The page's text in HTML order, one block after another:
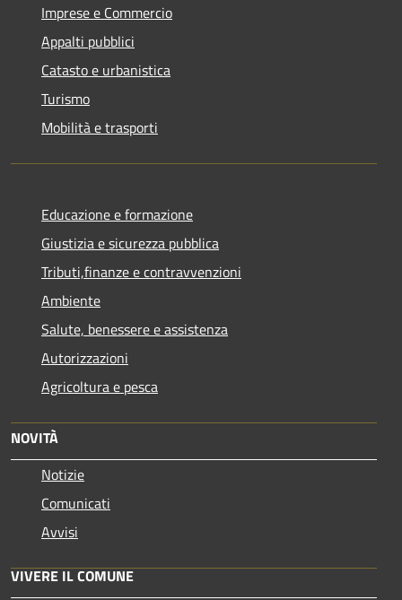
Imprese e Commercio
Appalti pubblici
Catasto e urbanistica
Turismo
Mobilità e trasporti
Educazione e formazione
Giustizia e sicurezza pubblica
Tributi,finanze e contravvenzioni
Ambiente
Salute, benessere e assistenza
Autorizzazioni
Agricoltura e pesca
NOVITÀ
Notizie
Comunicati
Avvisi
VIVERE IL COMUNE